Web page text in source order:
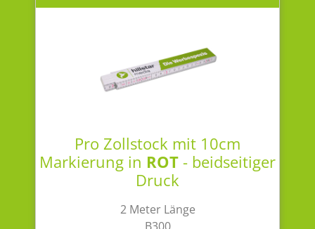
Pro Zollstock mit 10cm
Markierung in ROT- beidseitiger
Druck
2 Meter Länge